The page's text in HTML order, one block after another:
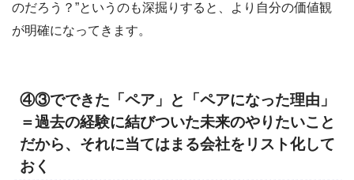
のだろう？”というのも深掘りすると、より自分の価値観
が明確になってきます。
④③でできた「ペア」と「ペアになった理由」
＝過去の経験に結びついた未来のやりたいこと
だから、それに当てはまる会社をリスト化して
おく